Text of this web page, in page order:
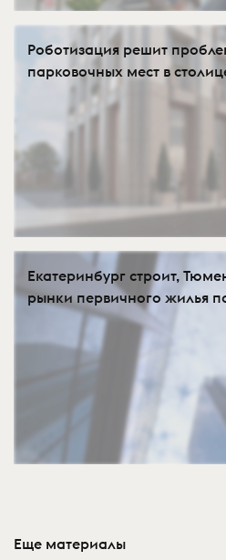
Роботизация решит
парковочных мест в
Екатеринбург строит,
рынки первичного жилья
Еще материалы